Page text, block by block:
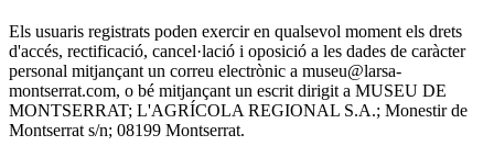
Els usuaris registrats poden exercir en qualsevol moment els drets
d'accés, rectificació, cancel·lació i oposició a les dades de caràcter
personal mitjançant un correu electrònic a museu@larsa-
montserrat.com, o bé mitjançant un escrit dirigit a MUSEU DE
MONTSERRAT; L'AGRÍCOLA REGIONAL S.A.; Monestir de
Montserrat s/n; 08199 Montserrat.